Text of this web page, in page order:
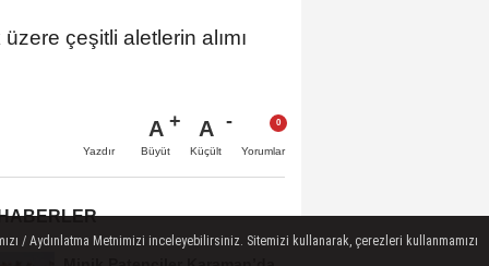
çeşitli aletlerin alımı
Yazdır
A
Büyüt
A
Küçült Yorumlar
/ Aydınlatma Metnimizi inceleyebilirsiniz. Sitemizi kullanarak, çerezleri kullanmamızı